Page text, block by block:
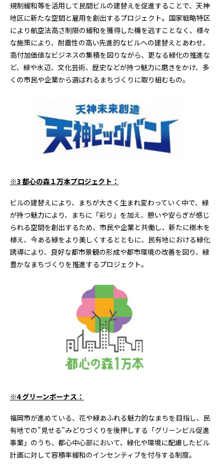
規制緩和等を活用して民間ビルの建替えを促進することで、天神
地区に新たな空間と雇用を創出するプロジェクト。国家戦略特区
により航空法高さ制限の緩和を獲得した機を逃すことなく、様々
な施策により、耐震性の高い先進的なビルへの建替えとあわせ、
高付加価値なビジネスの集積を図りながら、更なる緑化の推進な
ど、緑や水辺、文化芸術、歴史などが持つ魅力に磨きをかけ、多
くの市民や企業から選ばれるまちづくりに取り組むもの。
※3 都心の森１万本プロジェクト：
ビルの建替えにより、まちが大きく生まれ変わっていく中で、緑
が持つ魅力により、まちに「彩り」を加え、憩いや安らぎが感じ
られる空間を創出するため、市民や企業と共働し、新たに樹木を
植え、今ある緑をより美しくするとともに、民有地における緑化
誘導により、良好な都市景観の形成や都市環境の改善を図り、緑
豊かなまちづくりを推進するプロジェクト。
※4グリーンボーナス：
福岡市が進めている、花や緑あふれる魅力的なまちを目指し、民
有地での"見せる"みどりづくりを後押しする「グリーンビル促進
事業」のうち、都心中心部において、緑化や環境に配慮したビル
計画に対して容積率緩和のインセンティブを付与する制度。